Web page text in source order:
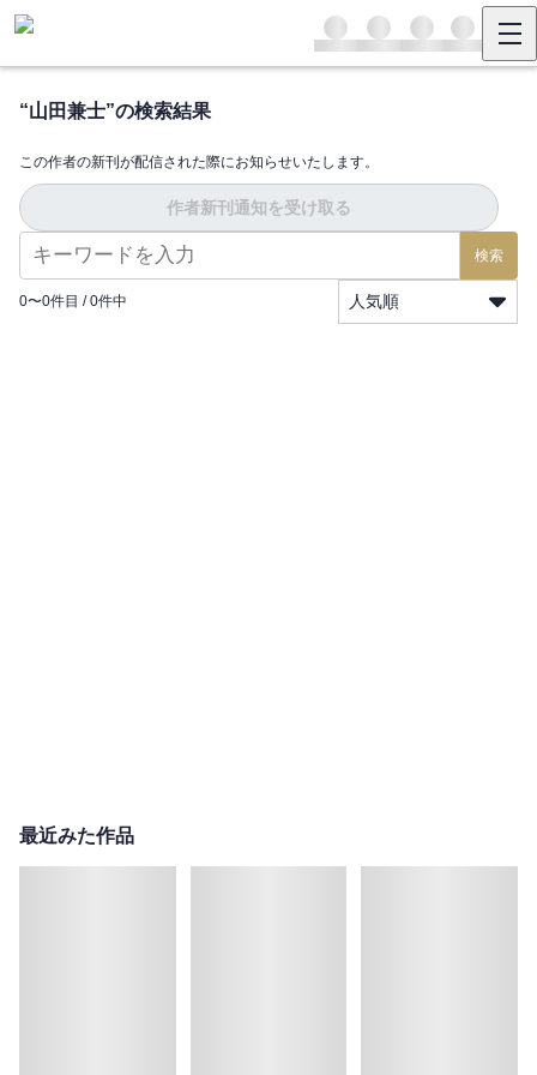
“山田兼士”の検索結果
この作者の新刊が配信された際にお知らせいたします。
作者新刊通知を受け取る
検索
0〜0件目 / 0件中 人気順
最近みた作品